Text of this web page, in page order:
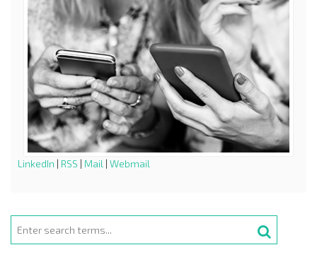
LinkedIn | RSS | Mail | Webmail